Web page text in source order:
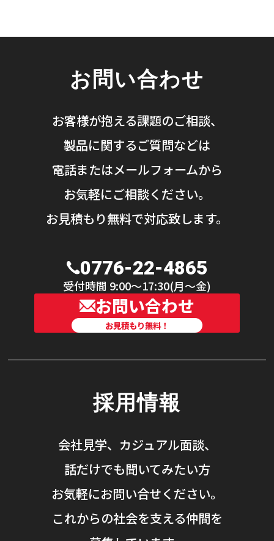
お問い合わせ
お客様が抱える課題のご相談、
製品に関するご質問などは
電話またはメールフォームから
お気軽にご相談ください。
お見積もり無料で対応致します。
0776-22-4865
受付時間 9:00〜17:30(月〜金)
お問い合わせ
お見積もり無料！
採用情報
会社見学、カジュアル面談、
話だけでも聞いてみたい方
お気軽にお問い合せください。
これからの社会を支える仲間を